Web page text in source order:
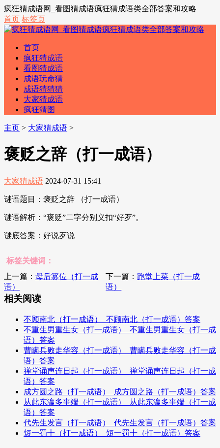
疯狂猜成语网_看图猜成语疯狂猜成语类全部答案和攻略
首页 标签页
首页
疯狂猜成语
看图猜成语
成语玩命猜
成语猜猜猜
大家猜成语
疯狂猜图
主页 > 大家猜成语 >
褒贬之辞（打一成语）
大家猜成语 2024-07-31 15:41
谜语题目：褒贬之辞 （打一成语）
谜语解析：“褒贬”二字分别义扣“好歹”。
谜底答案：好说歹说
标签关键词：
上一篇： 母后篡位（打一成
语）
下一篇： 跑堂上菜（打一成
语）
相关阅读
不顾南北（打一成语）_不顾南北（打一成语）答案
不重生男重生女（打一成语）_不重生男重生女（打一成
语）答案
曹瞒兵败走华容（打一成语）_曹瞒兵败走华容（打一成
语）答案
禅堂诵声连日起（打一成语）_禅堂诵声连日起（打一成
语）答案
成方圆之路（打一成语）_成方圆之路（打一成语）答案
从此东瀛多事端（打一成语）_从此东瀛多事端（打一成
语）答案
代先生发言（打一成语）_代先生发言（打一成语）答案
短一罚十（打一成语）_短一罚十（打一成语）答案